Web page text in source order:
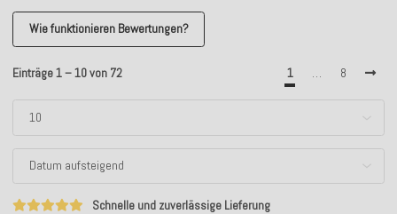
Wie funktionieren Bewertungen?
Einträge 1 – 10 von 72 1 … 8
Schnelle und zuverlässige Lieferung